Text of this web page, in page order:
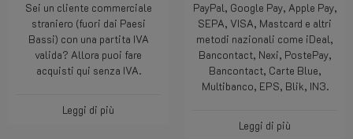
Sei un cliente commerciale
straniero (fuori dai Paesi
Bassi) con una partita IVA
valida? Allora puoi fare
acquisti qui senza IVA.
Leggi di più
PayPal, Google Pay, Apple Pay,
SEPA, VISA, Mastcard e altri
metodi nazionali come iDeal,
Bancontact, Nexi, PostePay,
Bancontact, Carte Blue,
Multibanco, EPS, Blik, IN3.
Leggi di più